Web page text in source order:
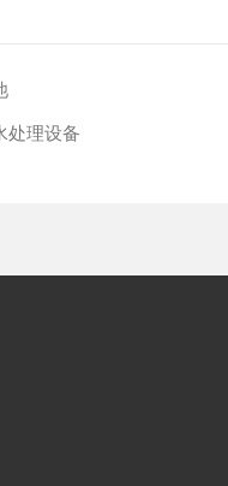
处理设备